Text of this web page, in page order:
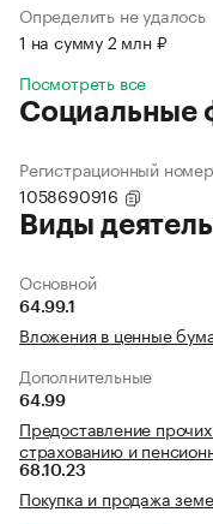
Определить не удалось
1 на сумму 2 млн ₽
Посмотреть все
Социальные
Регистрационный
1058690916
Виды
Основной
64.99.1
Вложения в ценные
Дополнительные
64.99
Предоставление
страхованию и
68.10.23
Покупка и продажа